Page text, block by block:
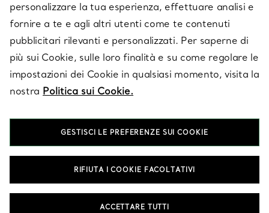
LEGALE
SEGUICI
T&Co. 2026
personalizzare la tua esperienza, effettuare analisi e
fornire a te e agli altri utenti come te contenuti
pubblicitari rilevanti e personalizzati. Per saperne di
più sui Cookie, sulle loro finalità e su come regolare le
impostazioni dei Cookie in qualsiasi momento, visita la
nostra Politica sui Cookie.
GESTISCI LE PREFERENZE SUI COOKIE
RIFIUTA I COOKIE FACOLTATIVI
ACCETTARE TUTTI